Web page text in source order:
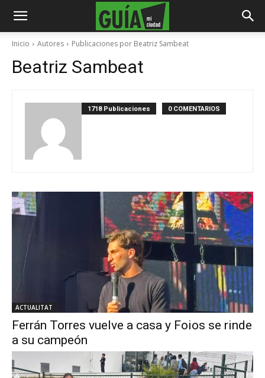
Inicio Autores Publicaciones por Beatriz Sambeat
Beatriz Sambeat
1718 Publicaciones 0 COMENTARIOS
ACTUALITAT
Ferrán Torres vuelve a casa y Foios se rinde
a su campeón